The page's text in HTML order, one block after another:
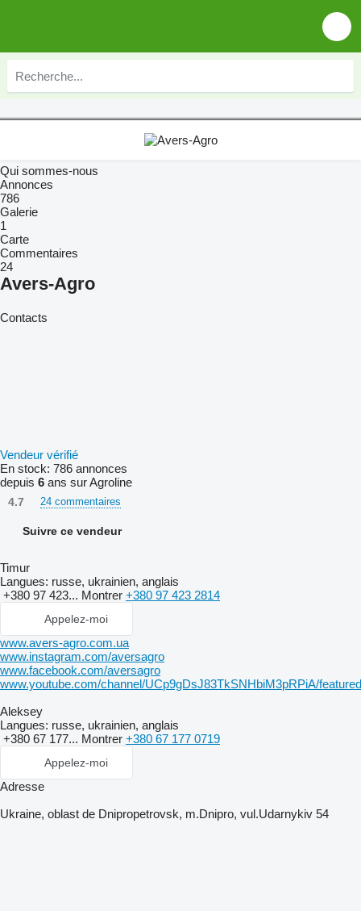
Qui sommes-nous
Annonces
786
Galerie
1
Carte
Commentaires
24
Avers-Agro
Contacts
Vendeur vérifié
En stock: 786 annonces
depuis 6 ans sur Agroline
4.7 24 commentaires
Suivre ce vendeur
Timur
Langues: russe, ukrainien, anglais
+380 97 423... Montrer +380 97 423 2814
Appelez-moi
www.avers-agro.com.ua
www.instagram.com/aversagro
www.facebook.com/aversagro
www.youtube.com/channel/UCp9gDsJ83TkSNHbiM3pRPiA/featured
Aleksey
Langues: russe, ukrainien, anglais
+380 67 177... Montrer +380 67 177 0719
Appelez-moi
Adresse
Ukraine, oblast de Dnipropetrovsk, m.Dnipro, vul.Udarnykiv 54